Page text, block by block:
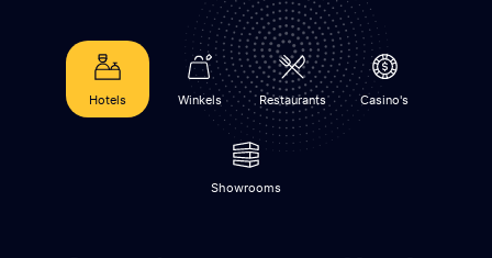
Hotels Winkels Restaurants Casino's
Showrooms